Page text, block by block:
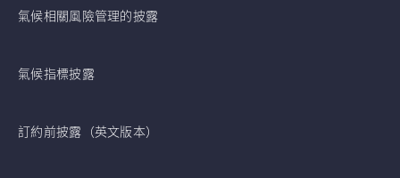
氣候相關風險管理的披露
氣候指標披露
訂約前披露（英文版本）